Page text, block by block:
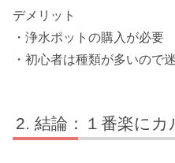
デメリット
・浄水ポットの購入が必要
・初心者は種類が多いので
結論：１番楽に